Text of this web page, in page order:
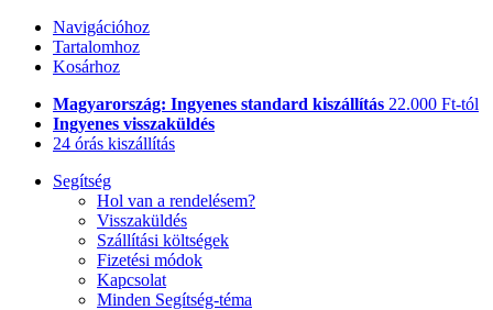
Navigációhoz
Tartalomhoz
Kosárhoz
Magyarország: Ingyenes standard kiszállítás 22.000 Ft-tól
Ingyenes visszaküldés
24 órás kiszállítás
Segítség
Hol van a rendelésem?
Visszaküldés
Szállítási költségek
Fizetési módok
Kapcsolat
Minden Segítség-téma